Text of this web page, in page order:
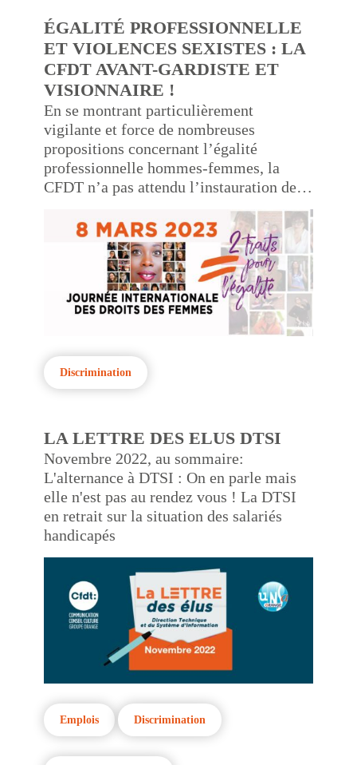
ÉGALITÉ PROFESSIONNELLE
ET VIOLENCES SEXISTES : LA
CFDT AVANT-GARDISTE ET
VISIONNAIRE !
En se montrant particulièrement
vigilante et force de nombreuses
propositions concernant l’égalité
professionnelle hommes-femmes, la
CFDT n’a pas attendu l’instauration de la
femmes.
Discrimination
LA LETTRE DES ELUS DTSI
Novembre 2022, au sommaire:
L'alternance à DTSI : On en parle mais
elle n'est pas au rendez vous ! La DTSI
en retrait sur la situation des salariés
handicapés
Emplois Discrimination